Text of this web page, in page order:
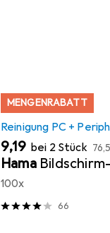
MENGENRABATT
Reinigung PC +
EUR
9,19 bei 2 Stück EUR
Hama
100x
66